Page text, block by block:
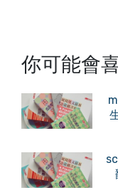
你可能會